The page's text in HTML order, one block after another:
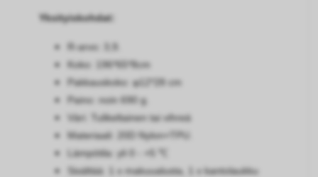
Yksityiskohdat:
R-arvo: 3,9.
Koko: 196*65*8cm
Pakkauskoko: φ12*28 cm
Paino: noin 690 g.
Väri: Tulikeltainen tai vihreä
Materiaali: 20D Nylon+TPU.
Lämpötila: yli 0 - +5 ℃
Sisältää: 1 x makuualusta, 1 x kantolaukku